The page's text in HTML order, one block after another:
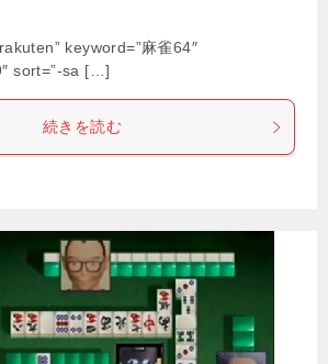
keyword=”麻雀64″
sort=”-sa […]
続きを読む